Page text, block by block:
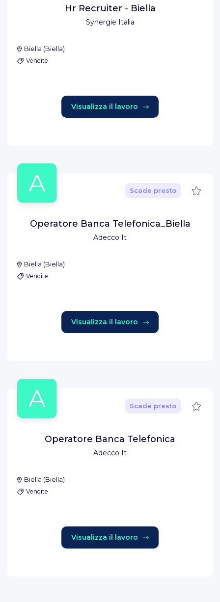
Synergie Italia
Hr Recruiter - Biella
Biella (Biella)
Vendite
Visualizza il lavoro
A
Adecco It
Scade presto Salva
Operatore Banca Telefonica_Biella
Biella (Biella)
Vendite
Visualizza il lavoro
A
Adecco It
Scade presto Salva
Operatore Banca Telefonica
Biella (Biella)
Vendite
Visualizza il lavoro